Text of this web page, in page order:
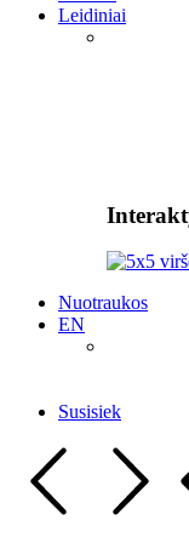
Leidiniai
Nuotraukos
EN
Susisiek